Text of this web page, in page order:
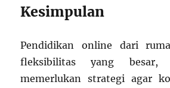
Kesimpulan
Pendidikan online dari
fleksibilitas yang besar,
memerlukan strategi agar